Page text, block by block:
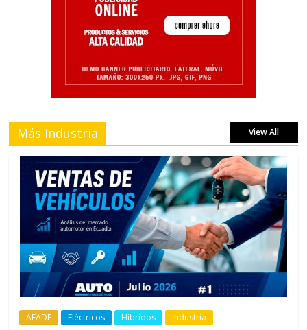
Más Industria View All
AEADE Eléctricos Híbridos Industria